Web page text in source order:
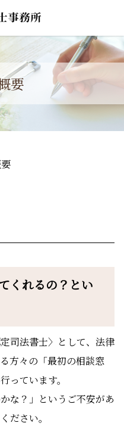
要
くれるの？とい
司法書士〉として、法律
方々の「最初の相談窓
っています。
な？」というご不安があ
ださい。